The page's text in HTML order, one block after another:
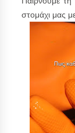
στομάχι μας